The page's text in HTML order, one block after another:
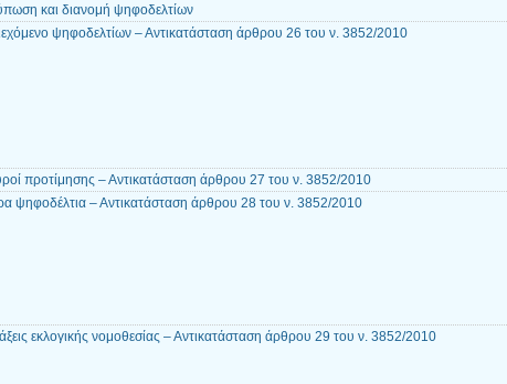
και διανομή ψηφοδελτίων
ψηφοδελτίων – Αντικατάσταση άρθρου 26 του ν. 3852/2010
προτίμησης – Αντικατάσταση άρθρου 27 του ν. 3852/2010
ψηφοδέλτια – Αντικατάσταση άρθρου 28 του ν. 3852/2010
εκλογικής νομοθεσίας – Αντικατάσταση άρθρου 29 του ν. 3852/2010